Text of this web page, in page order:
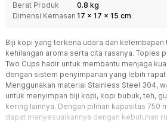
Berat Produk
0.8 kg
Dimensi Kemasan 17 x 17 x 15 cm
Biji kopi yang terkena udara dan kelembapan
kehilangan aroma serta cita rasanya. Toples
Two Cups hadir untuk membantu menjaga
dengan sistem penyimpanan yang lebih
Menggunakan material Stainless Steel 304,
untuk menyimpan biji kopi, kopi bubuk, teh,
kering lainnya. Dengan pilihan kapasitas 750
dapat menyesuaikannya dengan kebutuhan